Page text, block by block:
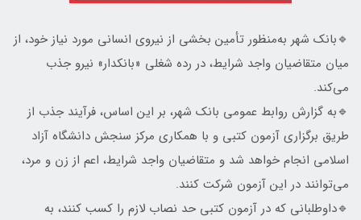
🔹بانک شهر به‌منظور تأمین بخشی از نیروی انسانی مورد نیاز خود، از
میان متقاضیان واجد شرایط، در رده شغلی «بانکدار» نیرو جذب
می‌کند.
🔹به گزارش روابط عمومی بانک شهر، بر این اساس، فرآیند جذب از
طریق برگزاری آزمون کتبی و با همکاری مرکز سنجش دانشگاه آزاد
اسلامی انجام خواهد شد و متقاضیان واجد شرایط، اعم از زن و مرد،
می‌توانند در این آزمون شرکت کنند.
🔹داوطلبانی که در آزمون کتبی حد نصاب لازم را کسب کنند، به